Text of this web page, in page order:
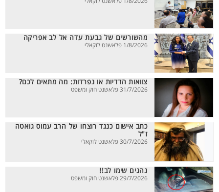
מהשורשים של גבעת עדה אל לב אפריקה
1/8/2026 פלאשנט לוקאלי
צוואות הדדיות או נפרדות: מה מתאים לכם?
31/7/2026 פלאשנט חוק ומשפט
כתב אישום כנגד רוצחו של הרב עמוס גואטה
ז"ל
30/7/2026 פלאשנט לוקאלי
נהגים שימו לב!!
29/7/2026 פלאשנט חוק ומשפט